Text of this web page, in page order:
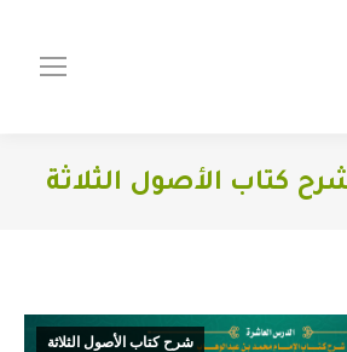
شرح كتاب الأصول الثلاثة